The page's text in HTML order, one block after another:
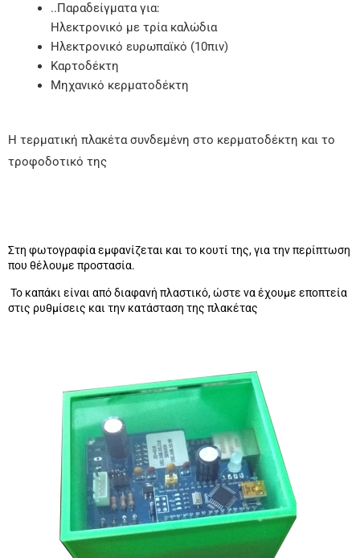
..Παραδείγματα για:
Ηλεκτρονικό με τρία καλώδια
Ηλεκτρονικό ευρωπαϊκό (10πιν)
Καρτοδέκτη
Μηχανικό κερματοδέκτη
Η τερματική πλακέτα συνδεμένη στο κερματοδέκτη και το
τροφοδοτικό της
Στη φωτογραφία εμφανίζεται και το κουτί της, για την περίπτωση
που θέλουμε προστασία.
Το καπάκι είναι από διαφανή πλαστικό, ώστε να έχουμε εποπτεία
στις ρυθμίσεις και την κατάσταση της πλακέτας